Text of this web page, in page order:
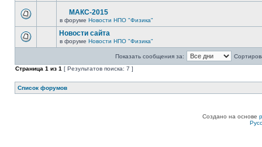
МАКС-2015
в форуме Новости НПО "Физика"
Новости сайта
в форуме Новости НПО "Физика"
Показать сообщения за:
Страница 1 из 1 [ Результатов поиска: 7 ]
Список форумов
Создано на основе